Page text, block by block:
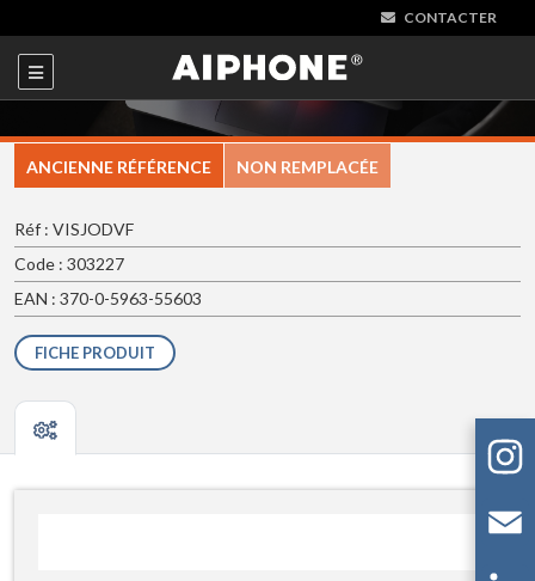
CONTACTER
ANCIENNE RÉFÉRENCE NON REMPLACÉE
Réf : VISJODVF
Code : 303227
EAN : 370-0-5963-55603
FICHE PRODUIT